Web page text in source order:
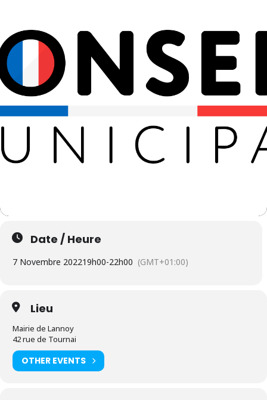
Date / Heure
7 Novembre 202219h00-22h00 (GMT+01:00)
Lieu
Mairie de Lannoy
42 rue de Tournai
OTHER EVENTS